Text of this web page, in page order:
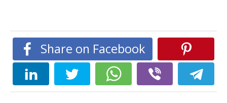
Share on Facebook